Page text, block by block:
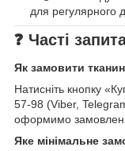
для регулярного
❓ Часті
Як замовити
Натисніть кнопку
57-98 (Viber,
оформимо
Яке мінімальне